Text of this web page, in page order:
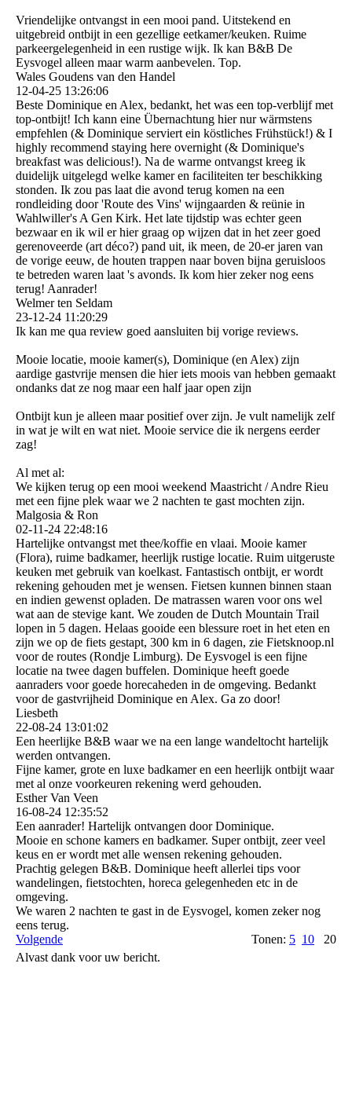
Vriendelijke ontvangst in een mooi pand. Uitstekend en
uitgebreid ontbijt in een gezellige eetkamer/keuken. Ruime
parkeergelegenheid in een rustige wijk. Ik kan B&B De
Eysvogel alleen maar warm aanbevelen. Top.
Wales Goudens van den Handel
12-04-25 13:26:06
Beste Dominique en Alex, bedankt, het was een top-verblijf met
top-ontbijt! Ich kann eine Übernachtung hier nur wärmstens
empfehlen (& Dominique serviert ein köstliches Frühstück!) & I
highly recommend staying here overnight (& Dominique's
breakfast was delicious!). Na de warme ontvangst kreeg ik
duidelijk uitgelegd welke kamer en faciliteiten ter beschikking
stonden. Ik zou pas laat die avond terug komen na een
rondleiding door 'Route des Vins' wijngaarden & reünie in
Wahlwiller's A Gen Kirk. Het late tijdstip was echter geen
bezwaar en ik wil er hier graag op wijzen dat in het zeer goed
gerenoveerde (art déco?) pand uit, ik meen, de 20-er jaren van
de vorige eeuw, de houten trappen naar boven bijna geruisloos
te betreden waren laat 's avonds. Ik kom hier zeker nog eens
terug! Aanrader!
Welmer ten Seldam
23-12-24 11:20:29
Ik kan me qua review goed aansluiten bij vorige reviews.
Mooie locatie, mooie kamer(s), Dominique (en Alex) zijn
aardige gastvrije mensen die hier iets moois van hebben gemaakt
ondanks dat ze nog maar een half jaar open zijn
Ontbijt kun je alleen maar positief over zijn. Je vult namelijk zelf
in wat je wilt en wat niet. Mooie service die ik nergens eerder
zag!
Al met al:
We kijken terug op een mooi weekend Maastricht / Andre Rieu
met een fijne plek waar we 2 nachten te gast mochten zijn.
Malgosia & Ron
02-11-24 22:48:16
Hartelijke ontvangst met thee/koffie en vlaai. Mooie kamer
(Flora), ruime badkamer, heerlijk rustige locatie. Ruim uitgeruste
keuken met gebruik van koelkast. Fantastisch ontbijt, er wordt
rekening gehouden met je wensen. Fietsen kunnen binnen staan
en indien gewenst opladen. De matrassen waren voor ons wel
wat aan de stevige kant. We zouden de Dutch Mountain Trail
lopen in 5 dagen. Helaas gooide een blessure roet in het eten en
zijn we op de fiets gestapt, 300 km in 6 dagen, zie Fietsknoop.nl
voor de routes (Rondje Limburg). De Eysvogel is een fijne
locatie na twee dagen buffelen. Dominique heeft goede
aanraders voor goede horecaheden in de omgeving. Bedankt
voor de gastvrijheid Dominique en Alex. Ga zo door!
Liesbeth
22-08-24 13:01:02
Een heerlijke B&B waar we na een lange wandeltocht hartelijk
werden ontvangen.
Fijne kamer, grote en luxe badkamer en een heerlijk ontbijt waar
met al onze voorkeuren rekening werd gehouden.
Esther Van Veen
16-08-24 12:35:52
Een aanrader! Hartelijk ontvangen door Dominique.
Mooie en schone kamers en badkamer. Super ontbijt, zeer veel
keus en er wordt met alle wensen rekening gehouden.
Prachtig gelegen B&B. Dominique heeft allerlei tips voor
wandelingen, fietstochten, horeca gelegenheden etc in de
omgeving.
We waren 2 nachten te gast in de Eysvogel, komen zeker nog
eens terug.
Volgende
Tonen: 5 10 20
Alvast dank voor uw bericht.